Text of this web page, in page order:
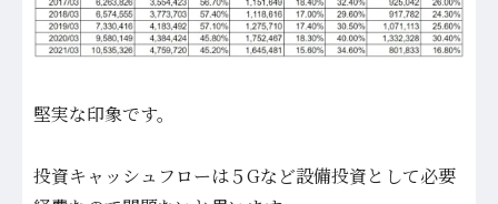
堅実な印象です。
投資キャッシュフローは５Gなど設備投資として必要